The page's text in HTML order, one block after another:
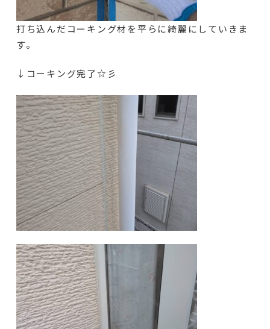
打ち込んだコーキング材を平らに綺麗にしていきま
す。
↓コーキング完了☆彡